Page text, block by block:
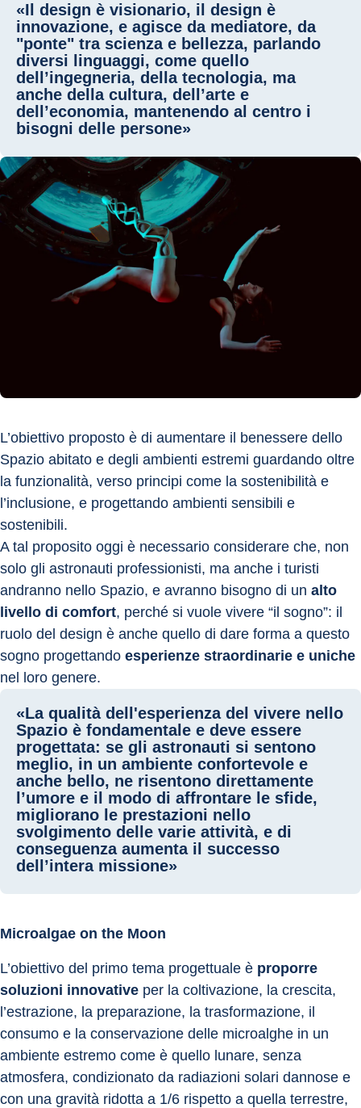
«Il design è visionario, il design è
innovazione, e agisce da mediatore, da
"ponte" tra scienza e bellezza, parlando
diversi linguaggi, come quello
dell’ingegneria, della tecnologia, ma
anche della cultura, dell’arte e
dell’economia, mantenendo al centro i
bisogni delle persone»
L’obiettivo proposto è di aumentare il benessere dello
Spazio abitato e degli ambienti estremi guardando oltre
la funzionalità, verso principi come la sostenibilità e
l’inclusione, e progettando ambienti sensibili e
sostenibili.
A tal proposito oggi è necessario considerare che, non
solo gli astronauti professionisti, ma anche i turisti
andranno nello Spazio, e avranno bisogno di un alto
livello di comfort, perché si vuole vivere “il sogno”: il
ruolo del design è anche quello di dare forma a questo
sogno progettando esperienze straordinarie e uniche
nel loro genere.
«La qualità dell'esperienza del vivere nello
Spazio è fondamentale e deve essere
progettata: se gli astronauti si sentono
meglio, in un ambiente confortevole e
anche bello, ne risentono direttamente
l’umore e il modo di affrontare le sfide,
migliorano le prestazioni nello
svolgimento delle varie attività, e di
conseguenza aumenta il successo
dell’intera missione»
Microalgae on the Moon
L’obiettivo del primo tema progettuale è proporre
soluzioni innovative per la coltivazione, la crescita,
l’estrazione, la preparazione, la trasformazione, il
consumo e la conservazione delle microalghe in un
ambiente estremo come è quello lunare, senza
atmosfera, condizionato da radiazioni solari dannose e
con una gravità ridotta a 1/6 rispetto a quella terrestre,